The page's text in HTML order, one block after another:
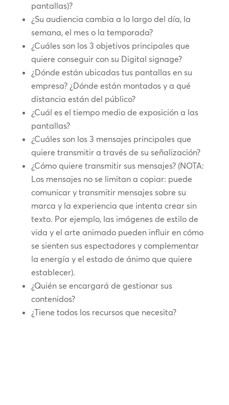
pantallas)?
¿Su audiencia cambia a lo largo del día, la
semana, el mes o la temporada?
¿Cuáles son los 3 objetivos principales que
quiere conseguir con su Digital signage?
¿Dónde están ubicadas tus pantallas en su
empresa? ¿Dónde están montados y a qué
distancia están del público?
¿Cuál es el tiempo medio de exposición a las
pantallas?
¿Cuáles son los 3 mensajes principales que
quiere transmitir a través de su señalización?
¿Cómo quiere transmitir sus mensajes? (NOTA:
Los mensajes no se limitan a copiar: puede
comunicar y transmitir mensajes sobre su
marca y la experiencia que intenta crear sin
texto. Por ejemplo, las imágenes de estilo de
vida y el arte animado pueden influir en cómo
se sienten sus espectadores y complementar
la energía y el estado de ánimo que quiere
establecer).
¿Quién se encargará de gestionar sus
contenidos?
¿Tiene todos los recursos que necesita?